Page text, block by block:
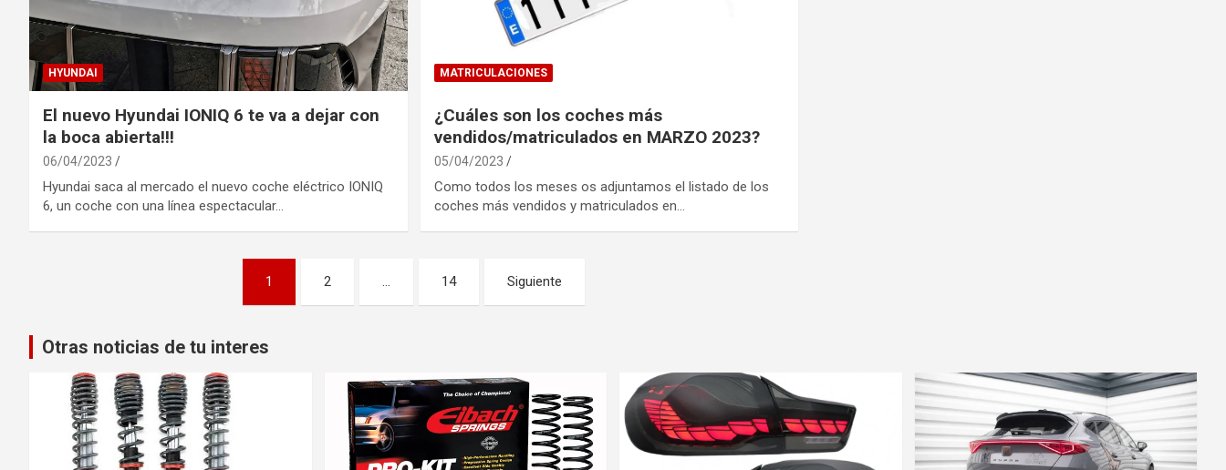
HYUNDAI
El nuevo Hyundai IONIQ 6 te va a dejar con
la boca abierta!!!
06/04/2023
Hyundai saca al mercado el nuevo coche eléctrico IONIQ
6, un coche con una línea espectacular…
MATRICULACIONES
¿Cuáles son los coches más
vendidos/matriculados en MARZO 2023?
05/04/2023
Como todos los meses os adjuntamos el listado de los
coches más vendidos y matriculados en…
entradas
1 2 … 14 Siguiente
Otras noticias de tu interes